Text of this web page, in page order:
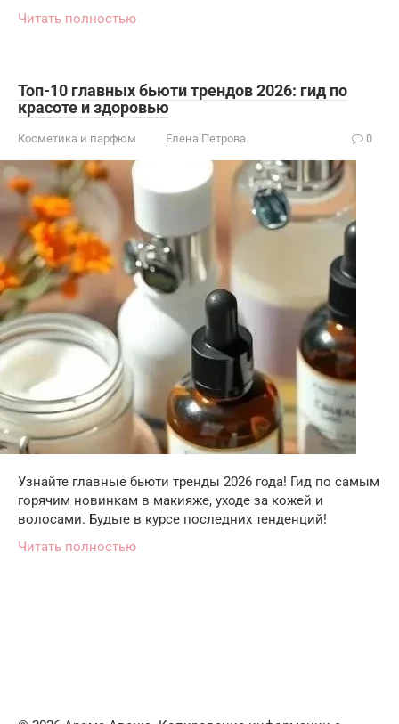
Читать полностью
Топ-10 главных бьюти трендов 2026: гид по
красоте и здоровью
Косметика и парфюм Елена Петрова 0
Узнайте главные бьюти тренды 2026 года! Гид по самым
горячим новинкам в макияже, уходе за кожей и
волосами. Будьте в курсе последних тенденций!
Читать полностью